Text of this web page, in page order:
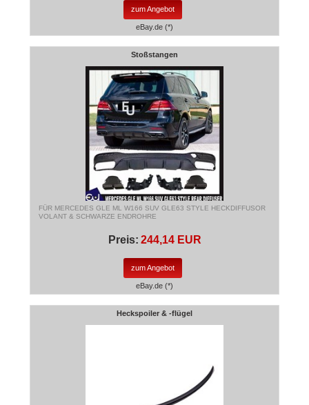
zum Angebot
eBay.de (*)
Stoßstangen
FÜR MERCEDES GLE ML W166 SUV GLE63 STYLE HECKDIFFUSOR
VOLANT & SCHWARZE ENDROHRE
Preis: 244,14 EUR
zum Angebot
eBay.de (*)
Heckspoiler & -flügel